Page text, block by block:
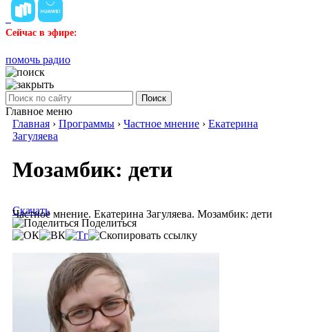
Сейчас в эфире:
помочь радио
Поиск
Главное меню
Главная › Программы › Частное мнение › Екатерина
Загуляева
Мозамбик: дети
Частное мнение. Екатерина Загуляева. Мозамбик: дети
Скачать
Поделиться